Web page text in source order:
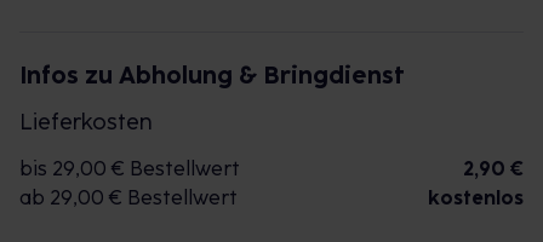
Infos zu Abholung & Bringdienst
Lieferkosten
bis 29,00 € Bestellwert
2,90 €
ab 29,00 € Bestellwert
kostenlos